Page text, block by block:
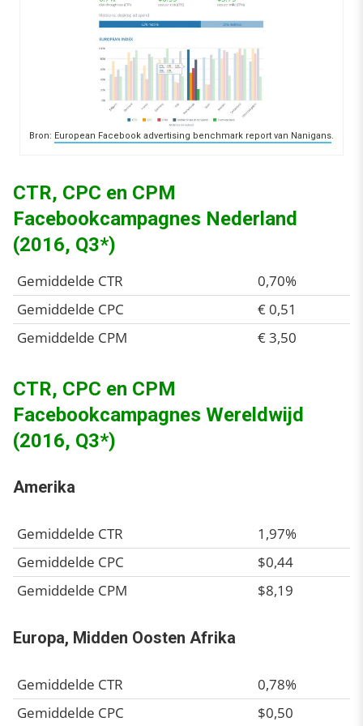
Bron: European Facebook advertising benchmark report van Nanigans.
CTR, CPC en CPM
Facebookcampagnes Nederland
(2016, Q3*)
Gemiddelde CTR
0,70%
Gemiddelde CPC
€ 0,51
Gemiddelde CPM
€ 3,50
CTR, CPC en CPM
Facebookcampagnes Wereldwijd
(2016, Q3*)
Amerika
Gemiddelde CTR
1,97%
Gemiddelde CPC
$0,44
Gemiddelde CPM
$8,19
Europa, Midden Oosten Afrika
Gemiddelde CTR
0,78%
Gemiddelde CPC
$0,50